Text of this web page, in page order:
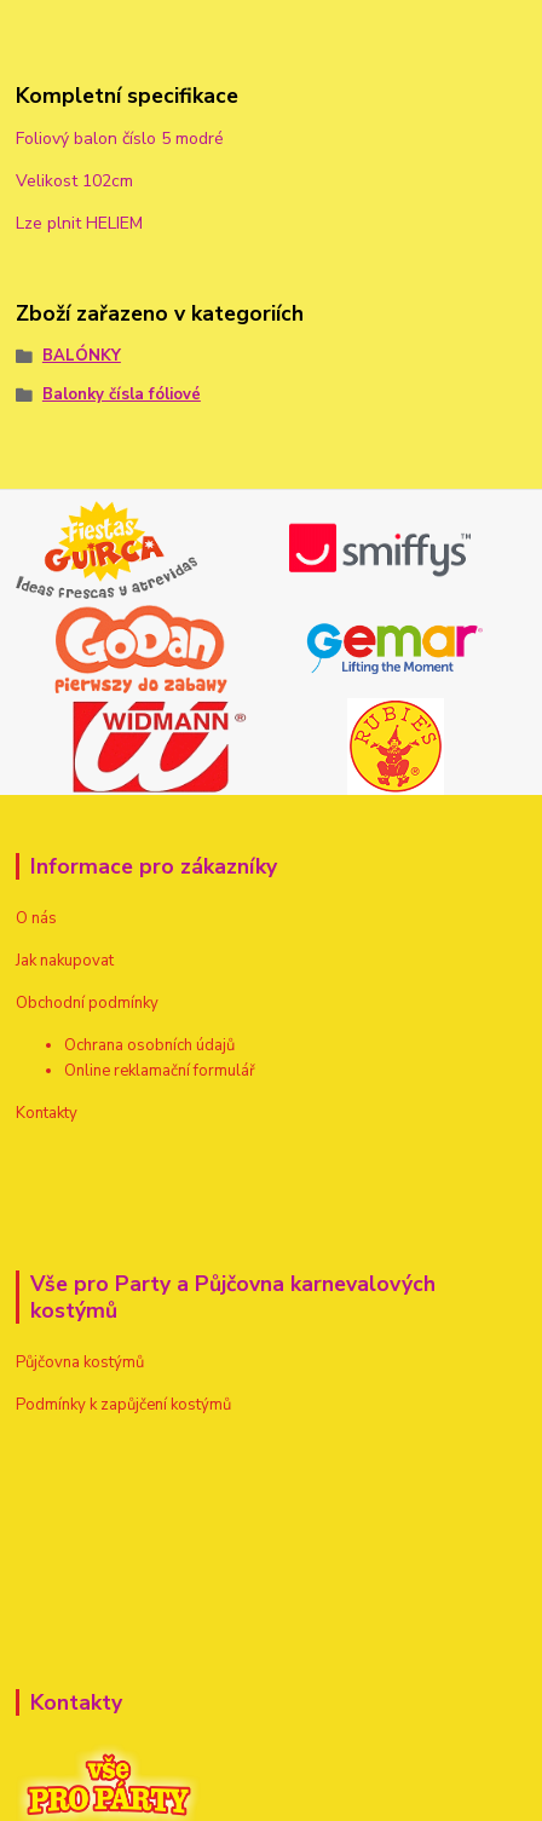
Kompletní specifikace
Foliový balon číslo 5 modré
Velikost 102cm
Lze plnit HELIEM
Zboží zařazeno v kategoriích
BALÓNKY
Balonky čísla fóliové
Informace pro zákazníky
O nás
Jak nakupovat
Obchodní podmínky
Ochrana osobních údajů
Online reklamační formulář
Kontakty
Vše pro Party a Půjčovna karnevalových
kostýmů
Půjčovna kostýmů
Podmínky k zapůjčení kostýmů
Kontakty